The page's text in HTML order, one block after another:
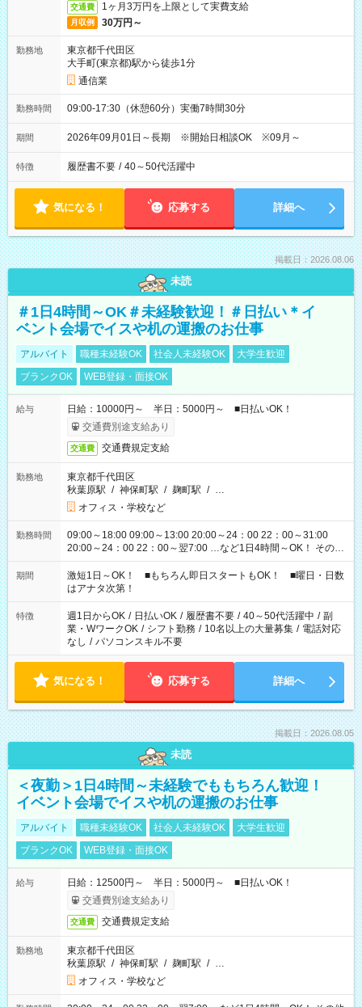
交通費 1ヶ月3万円を上限として実費支給
月収例 30万円～
勤務地
東京都千代田区
大手町(東京都)駅から徒歩1分
通信業
勤務時間 09:00-17:30（休憩60分）実働7時間30分
期間 2026年09月01日～長期 ※開始日相談OK ※09月～
特徴 履歴書不要 / 40～50代活躍中
気になる！ 応募する 詳細へ
掲載日：2026.08.06
未読
＃1日4時間～OK＃未経験歓迎！＃日払い＊イ
ベント会場でイスや机の運搬のお仕事
アルバイト 職種未経験OK 社会人未経験OK
大学生歓迎
ブランクOK
WEB登録・面接OK
給与
日給：10000円～ 半日：5000円～ ■日払いOK！
交通費別途支給あり
交通費 交通費規定支給
勤務地
東京都千代田区
秋葉原駅 / 神保町駅 / 麹町駅 / …
オフィス・学校など
勤務時間
09:00～18:00 09:00～13:00 20:00～24：00 22：00～31:00
20:00～24：00 22：00～翌7:00 …など1日4時間～OK！ その他
シフトもございます！ お気軽にご相談ください！
期間
激短1日～OK！ ■もちろん即日スタートもOK！ ■曜日・日数
はアナタ次第！
特徴 週1日からOK / 日払いOK / 履歴書不要 / 40～50代活躍中 / 副
業・WワークOK / シフト勤務 / 10名以上の大量募集 / 電話対応
なし / パソコンスキル不要
気になる！ 応募する 詳細へ
掲載日：2026.08.05
未読
＜夜勤＞1日4時間～未経験でももちろん歓迎！
イベント会場でイスや机の運搬のお仕事
アルバイト 職種未経験OK 社会人未経験OK
大学生歓迎
ブランクOK
WEB登録・面接OK
給与
日給：12500円～ 半日：5000円～ ■日払いOK！
交通費別途支給あり
交通費 交通費規定支給
勤務地
東京都千代田区
秋葉原駅 / 神保町駅 / 麹町駅 / …
オフィス・学校など